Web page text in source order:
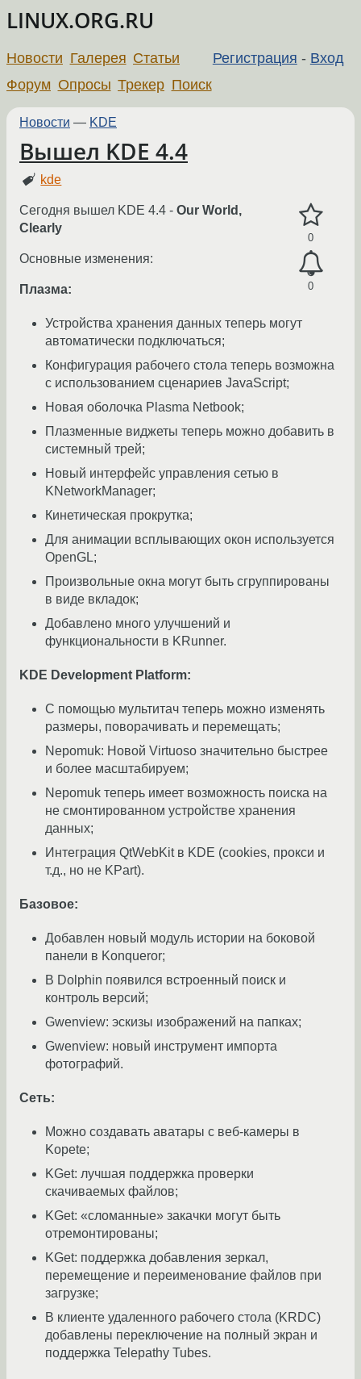
LINUX.ORG.RU
Регистрация - Вход
Новости Галерея Статьи
Форум Опросы Трекер Поиск
Новости — KDE
Вышел KDE 4.4
kde
0
0
Сегодня вышел KDE 4.4 - Our World,
Clearly
Основные изменения:
Плазма:
Устройства хранения данных теперь могут
автоматически подключаться;
Конфигурация рабочего стола теперь возможна
с использованием сценариев JavaScript;
Новая оболочка Plasma Netbook;
Плазменные виджеты теперь можно добавить в
системный трей;
Новый интерфейс управления сетью в
KNetworkManager;
Кинетическая прокрутка;
Для анимации всплывающих окон используется
OpenGL;
Произвольные окна могут быть сгруппированы
в виде вкладок;
Добавлено много улучшений и
функциональности в KRunner.
KDE Development Platform:
С помощью мультитач теперь можно изменять
размеры, поворачивать и перемещать;
Nepomuk: Новой Virtuoso значительно быстрее
и более масштабируем;
Nepomuk теперь имеет возможность поиска на
не смонтированном устройстве хранения
данных;
Интеграция QtWebKit в KDE (cookies, прокси и
т.д., но не KPart).
Базовое:
Добавлен новый модуль истории на боковой
панели в Konqueror;
В Dolphin появился встроенный поиск и
контроль версий;
Gwenview: эскизы изображений на папках;
Gwenview: новый инструмент импорта
фотографий.
Сеть:
Можно создавать аватары с веб-камеры в
Kopete;
KGet: лучшая поддержка проверки
скачиваемых файлов;
KGet: «сломанные» закачки могут быть
отремонтированы;
KGet: поддержка добавления зеркал,
перемещение и переименование файлов при
загрузке;
В клиенте удаленного рабочего стола (KRDC)
добавлены переключение на полный экран и
поддержка Telepathy Tubes.